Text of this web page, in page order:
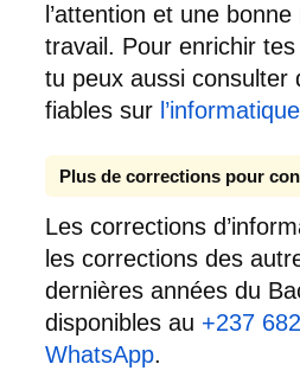
l’attention et une
travail. Pour enrichir
tu peux aussi consulter
fiables sur l’informatique
Plus de corrections pour
Les corrections
les corrections des
dernières années du
disponibles au +237
WhatsApp.